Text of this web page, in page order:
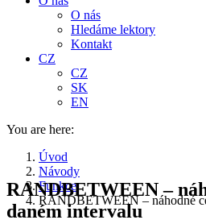
O nás
Hledáme lektory
Kontakt
CZ
CZ
SK
EN
You are here:
Úvod
Návody
Funkce
RANDBETWEEN – náhodné
RANDBETWEEN –
daném intervalu